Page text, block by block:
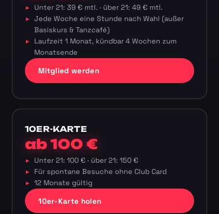
Unter 21: 39 € mtl. · über 21: 49 € mtl.
Jede Woche eine Stunde nach Wahl (außer
Basiskurs & Tanzcafé)
Laufzeit 1 Monat, kündbar 4 Wochen zum
Monatsende
Mitglied werden
10ER-KARTE
ab 100 €
Unter 21: 100 € · über 21: 150 €
Für spontane Besuche ohne Club Card
12 Monate gültig
10er-Karte holen